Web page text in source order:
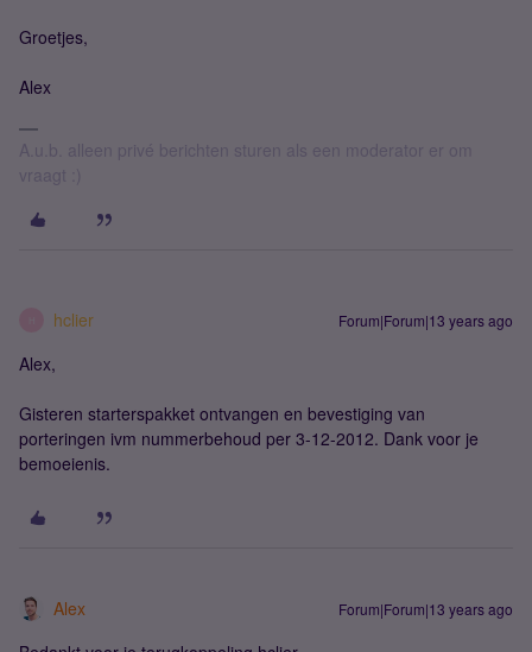
Groetjes,
Alex
A.u.b. alleen privé berichten sturen als een moderator er om
vraagt :)
hclier Forum|Forum|13 years ago
Alex,
Gisteren starterspakket ontvangen en bevestiging van
porteringen ivm nummerbehoud per 3-12-2012. Dank voor je
bemoeienis.
Alex Forum|Forum|13 years ago